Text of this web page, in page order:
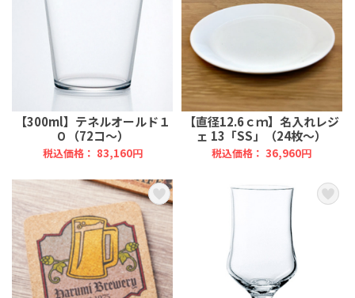
【300ml】テネルオールド１
０（72コ～）
税込価格： 83,160円
【直径12.6ｃｍ】名入れレジ
ェ 13「SS」（24枚～）
税込価格： 36,960円